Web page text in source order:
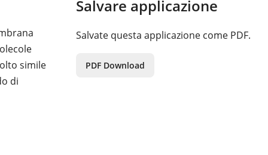
simile
di
Salvare applicazione
Salvate questa applicazione come PDF.
PDF Download